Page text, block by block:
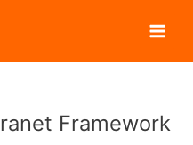
Framework